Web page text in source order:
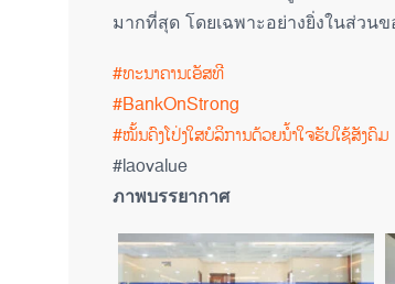
มากที่สุด โดยเฉพาะอย่างยิ่งในส่วน
#ທະນາຄານເອັສທີ
#BankOnStrong
#ໝັ້ນຄົງໂປ່ງໃສບໍລິການດ້ວຍນໍ້າໃຈຮັບໃຊ້ສັງຄົມ
#laovalue
ภาพบรรยากาศ